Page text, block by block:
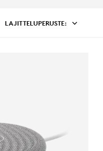
LAJITTELUPERUSTE: